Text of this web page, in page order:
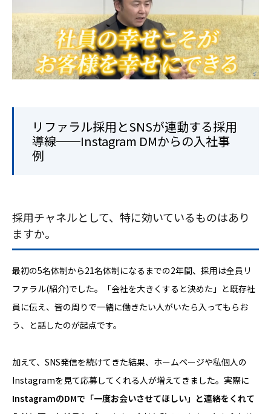
リファラル採用とSNSが連動する採用
導線──Instagram DMからの入社事
例
採用チャネルとして、特に効いているものはあり
ますか。
最初の5名体制から21名体制になるまでの2年間、採用は全員リ
ファラル(紹介)でした。「会社を大きくすると決めた」と既存社
員に伝え、皆の周りで一緒に働きたい人がいたら入ってもらお
う、と話したのが起点です。
加えて、SNS発信を続けてきた結果、ホームページや私個人の
Instagramを見て応募してくれる人が増えてきました。実際に
InstagramのDMで「一度お会いさせてほしい」と連絡をくれて